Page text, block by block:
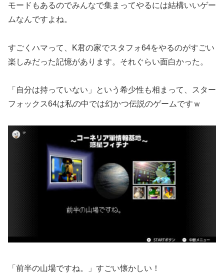
モードもあるのでみんなで集まってやるには結構いいゲー
ムなんですよね。
すごくハマって、K君の家でスタフォ64をやるのがすごい
楽しみだった記憶があります。それぐらい面白かった。
「自分は持っていない」という希少性も相まって、スター
フォックス64は私の中では幻かつ伝説のゲームですｗ
「前半の山場ですね。」すごい懐かしい！